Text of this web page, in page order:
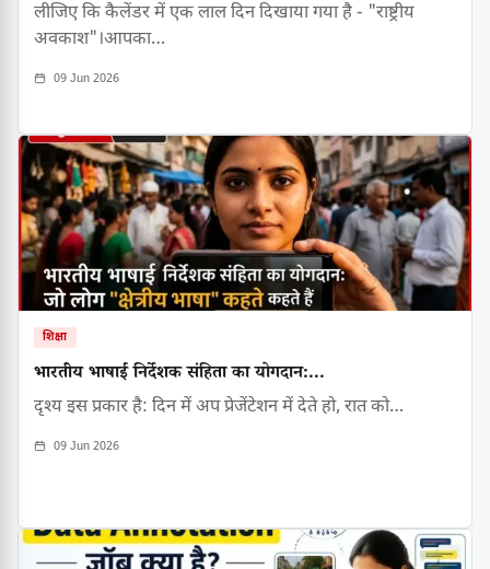
लीजिए कि कैलेंडर में एक लाल दिन दिखाया गया है - "राष्ट्रीय
अवकाश"।आपका…
09 Jun 2026
शिक्षा
भारतीय भाषाई निर्देशक संहिता का योगदान:...
दृश्य इस प्रकार है: दिन में अप प्रेजेंटेशन में देते हो, रात को…
09 Jun 2026